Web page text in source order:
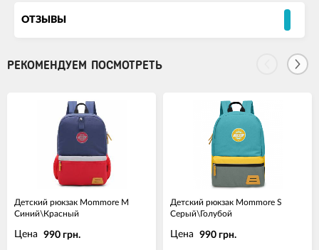
ОТЗЫВЫ
РЕКОМЕНДУЕМ ПОСМОТРЕТЬ
Детский рюкзак Mommore M
Синий\Красный
Цена 990 грн.
Детский рюкзак Mommore S
Серый\Голубой
Цена 990 грн.